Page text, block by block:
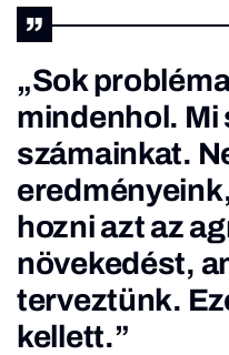
„Sok
mindenhol. Mi
számainkat.
hozni azt az
növekedést,
terveztünk.
kellett.”